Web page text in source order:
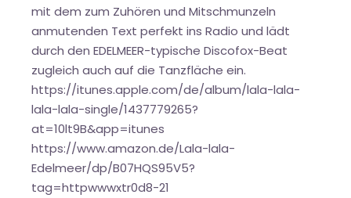
mit dem zum Zuhören und Mitschmunzeln
anmutenden Text perfekt ins Radio und lädt
durch den EDELMEER-typische Discofox-Beat
zugleich auch auf die Tanzfläche ein.
https://itunes.apple.com/de/album/lala-lala-
lala-lala-single/1437779265?
at=10lt9B&app=itunes
https://www.amazon.de/Lala-lala-
Edelmeer/dp/B07HQS95V5?
tag=httpwwwxtr0d8-21